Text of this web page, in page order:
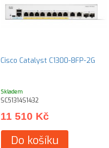
Cisco Catalyst C1300-8FP-2G
Skladem
SC51314S1432
11 510 Kč
Do košíku